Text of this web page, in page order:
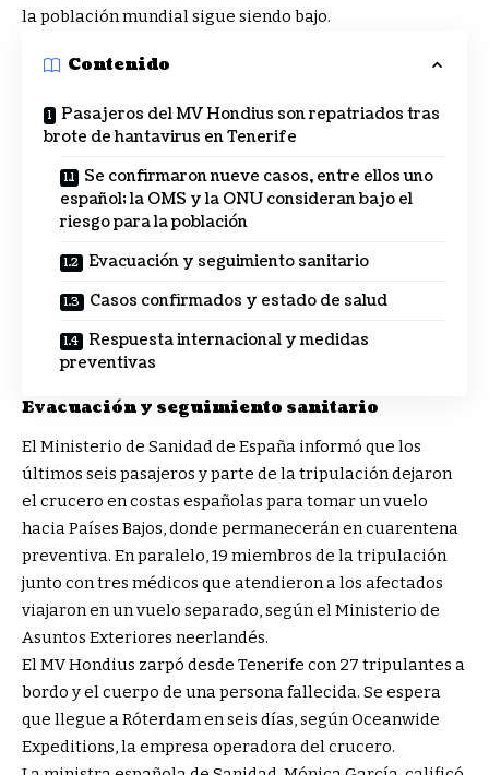
la población mundial sigue siendo bajo.
Contenido
Pasajeros del MV Hondius son repatriados tras
brote de hantavirus en Tenerife
Se confirmaron nueve casos, entre ellos uno
español; la OMS y la ONU consideran bajo el
riesgo para la población
Evacuación y seguimiento sanitario
Casos confirmados y estado de salud
Respuesta internacional y medidas
preventivas
Evacuación y seguimiento sanitario
El Ministerio de Sanidad de España informó que los
últimos seis pasajeros y parte de la tripulación dejaron
el crucero en costas españolas para tomar un vuelo
hacia Países Bajos, donde permanecerán en cuarentena
preventiva. En paralelo, 19 miembros de la tripulación
junto con tres médicos que atendieron a los afectados
viajaron en un vuelo separado, según el Ministerio de
Asuntos Exteriores neerlandés.
El MV Hondius zarpó desde Tenerife con 27 tripulantes a
bordo y el cuerpo de una persona fallecida. Se espera
que llegue a Róterdam en seis días, según Oceanwide
Expeditions, la empresa operadora del crucero.